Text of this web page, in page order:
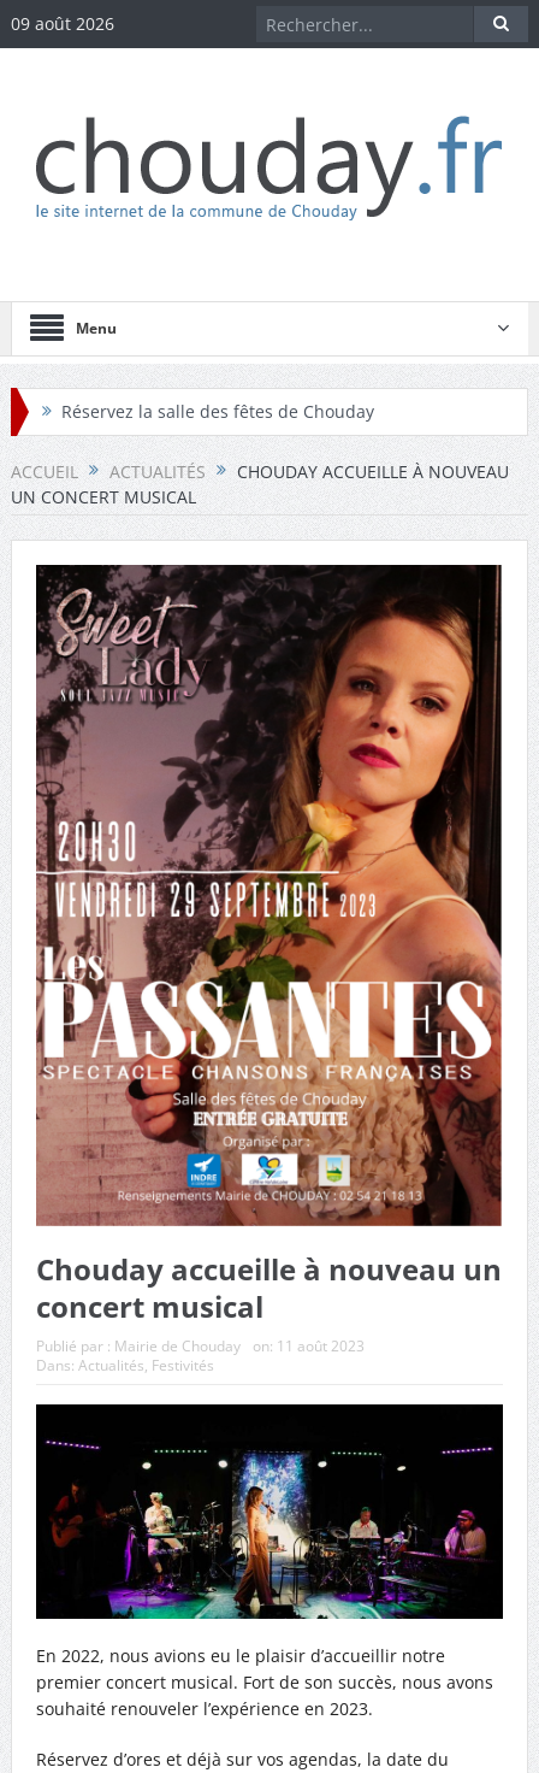
09 août 2026
Menu
Réservez la salle des fêtes de Chouday
Réservez la maison des associations de Chouday
Téléchargez les comptes-rendus des conseils
municipaux de Chouday
ACCUEIL ACTUALITÉS
CHOUDAY ACCUEILLE À NOUVEAU
UN CONCERT MUSICAL
Chouday accueille à nouveau un
concert musical
Publié par : Mairie de Chouday on: 11 août 2023
Dans: Actualités, Festivités
En 2022, nous avions eu le plaisir d’accueillir notre
premier concert musical. Fort de son succès, nous avons
souhaité renouveler l’expérience en 2023.
Réservez d’ores et déjà sur vos agendas, la date du